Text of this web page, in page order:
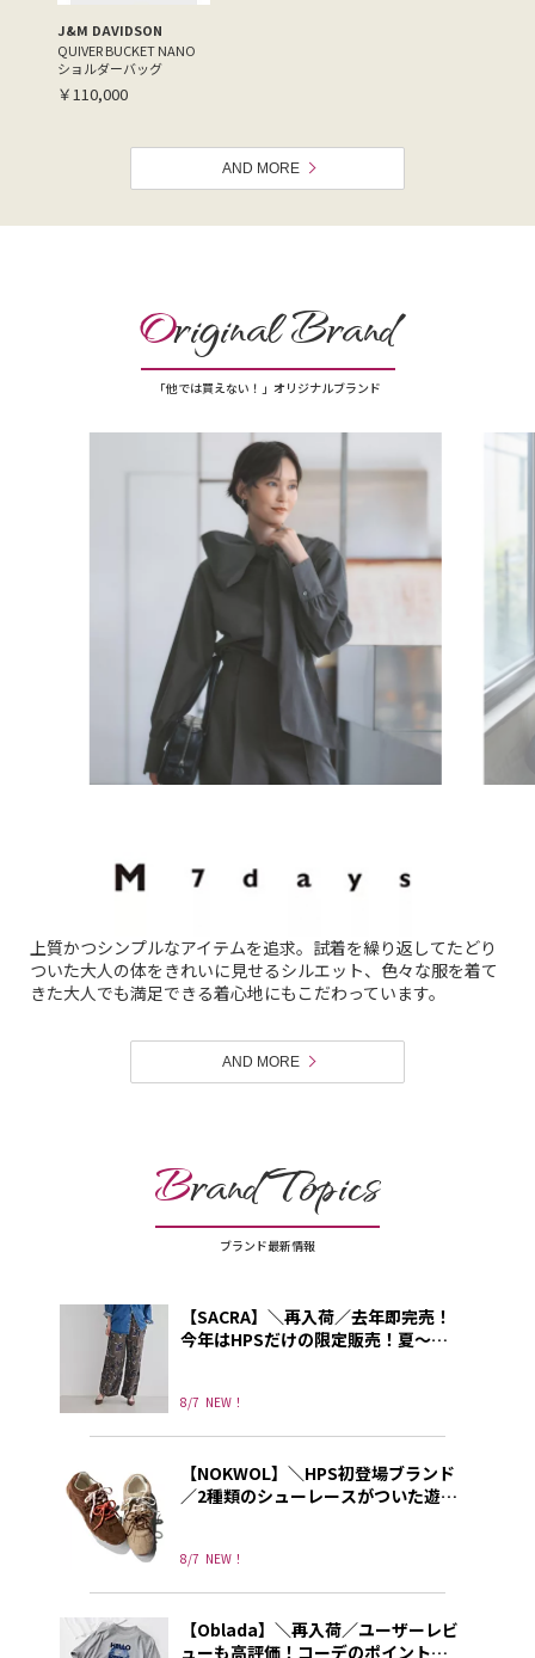
J&M DAVIDSON
QUIVER BUCKET NANO
ショルダーバッグ
￥110,000
AND MORE
Original Brand
「他では買えない！」オリジナルブランド
上質かつシンプルなアイテムを追求。試着を繰り返してたどり
ついた大人の体をきれいに見せるシルエット、色々な服を着て
きた大人でも満足できる着心地にもこだわっています。
AND MORE
Brand Topics
ブランド最新情報
8/7 NEW！
【SACRA】＼再入荷／去年即完売！
今年はHPSだけの限定販売！夏～秋
8/7 NEW！
【NOKWOL】＼HPS初登場ブランド
／2種類のシューレースがついた遊び
【Oblada】＼再入荷／ユーザーレビ
ューも高評価！コーデのポイントに